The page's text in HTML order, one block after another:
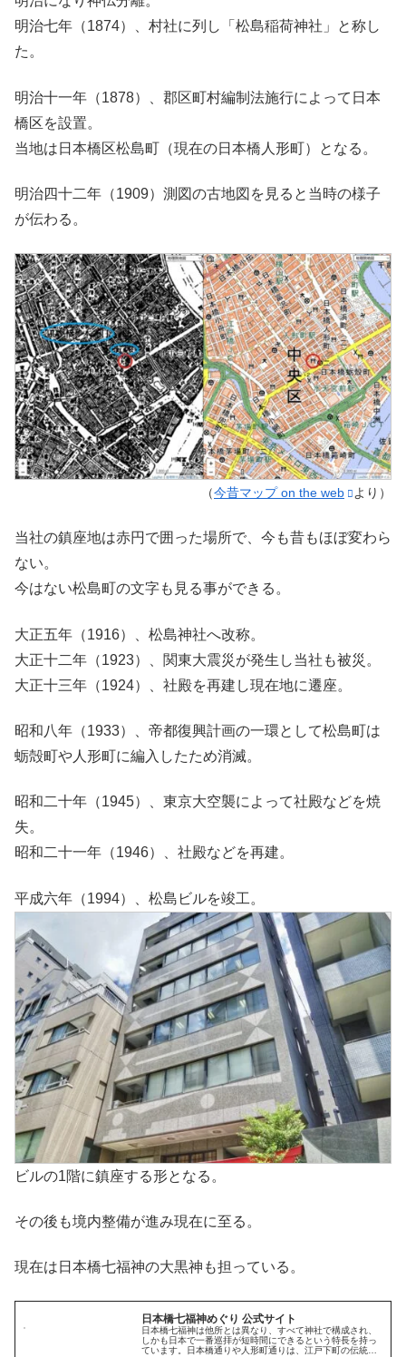
明治七年（1874）、村社に列し「松島稲荷神社」と称し
た。
明治十一年（1878）、郡区町村編制法施行によって日本
橋区を設置。
当地は日本橋区松島町（現在の日本橋人形町）となる。
明治四十二年（1909）測図の古地図を見ると当時の様子
が伝わる。
（今昔マップ on the web より）
当社の鎮座地は赤円で囲った場所で、今も昔もほぼ変わら
ない。
今はない松島町の文字も見る事ができる。
大正五年（1916）、松島神社へ改称。
大正十二年（1923）、関東大震災が発生し当社も被災。
大正十三年（1924）、社殿を再建し現在地に遷座。
昭和八年（1933）、帝都復興計画の一環として松島町は
蛎殻町や人形町に編入したため消滅。
昭和二十年（1945）、東京大空襲によって社殿などを焼
失。
昭和二十一年（1946）、社殿などを再建。
平成六年（1994）、松島ビルを竣工。
ビルの1階に鎮座する形となる。
その後も境内整備が進み現在に至る。
現在は日本橋七福神の大黒神も担っている。
日本橋七福神めぐり 公式サイト
日本橋七福神は他所とは異なり、すべて神社で構成され、
しかも日本で一番巡拝が短時間にできるという特長を持っ
ています。日本橋通りや人形町通りは、江戸下町の伝統を